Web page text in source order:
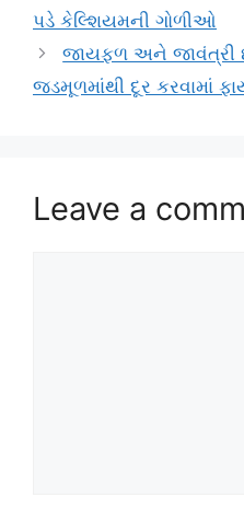
પડે કેલ્શિયમની ગોળીઓ
જાયફળ અને જાવંત્રી
જડમૂળમાંથી દૂર કરવામાં
Leave a